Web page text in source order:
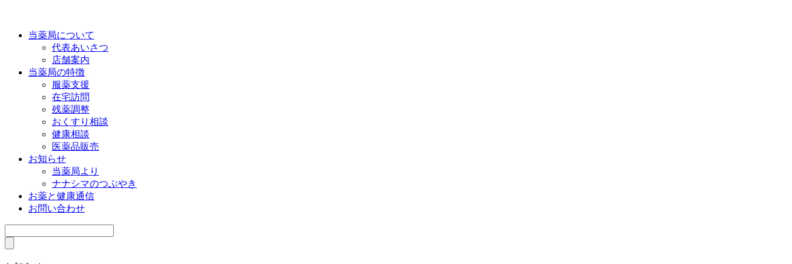
当薬局について
代表あいさつ
店舗案内
当薬局の特徴
服薬支援
在宅訪問
残薬調整
おくすり相談
健康相談
医薬品販売
お知らせ
当薬局より
ナナシマのつぶやき
お薬と健康通信
お問い合わせ